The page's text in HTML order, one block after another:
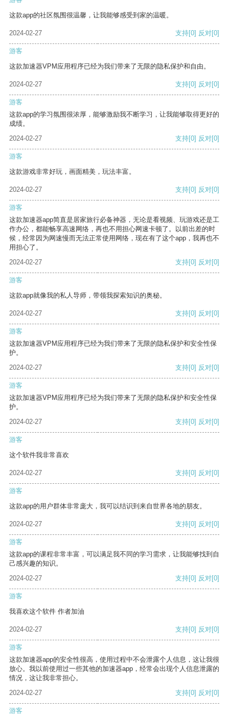
这款app的社区氛围很温馨，让我能够感受到家的温暖。
2024-02-27 支持[0] 反对[0]
游客
这款加速器VPM应用程序已经为我们带来了无限的隐私保护和自由。
2024-02-27 支持[0] 反对[0]
游客
这款app的学习氛围很浓厚，能够激励我不断学习，让我能够取得更好的
成绩。
2024-02-27
支持[0] 反对[0]
游客
这款游戏非常好玩，画面精美，玩法丰富。
2024-02-27 支持[0] 反对[0]
游客
这款加速器app简直是居家旅行必备神器，无论是看视频、玩游戏还是工
作办公，都能畅享高速网络，再也不用担心网速卡顿了。以前出差的时
候，经常因为网速慢而无法正常使用网络，现在有了这个app，我再也不
用担心了。
2024-02-27
支持[0] 反对[0]
游客
这款app就像我的私人导师，带领我探索知识的奥秘。
2024-02-27 支持[0] 反对[0]
游客
这款加速器VPM应用程序已经为我们带来了无限的隐私保护和安全性保
护。
2024-02-27
支持[0] 反对[0]
游客
这款加速器VPM应用程序已经为我们带来了无限的隐私保护和安全性保
护。
2024-02-27
支持[0] 反对[0]
游客
这个软件我非常喜欢
2024-02-27 支持[0] 反对[0]
游客
这款app的用户群体非常庞大，我可以结识到来自世界各地的朋友。
2024-02-27 支持[0] 反对[0]
游客
这款app的课程非常丰富，可以满足我不同的学习需求，让我能够找到自
己感兴趣的知识。
2024-02-27
支持[0] 反对[0]
游客
我喜欢这个软件 作者加油
2024-02-27 支持[0] 反对[0]
游客
这款加速器app的安全性很高，使用过程中不会泄露个人信息，这让我很
放心。我以前使用过一些其他的加速器app，经常会出现个人信息泄露的
情况，这让我非常担心。
2024-02-27
支持[0] 反对[0]
游客